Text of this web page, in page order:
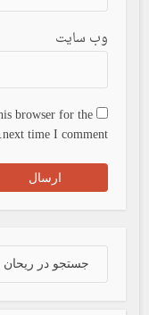
وب سایت
browser for the
next time I comment.